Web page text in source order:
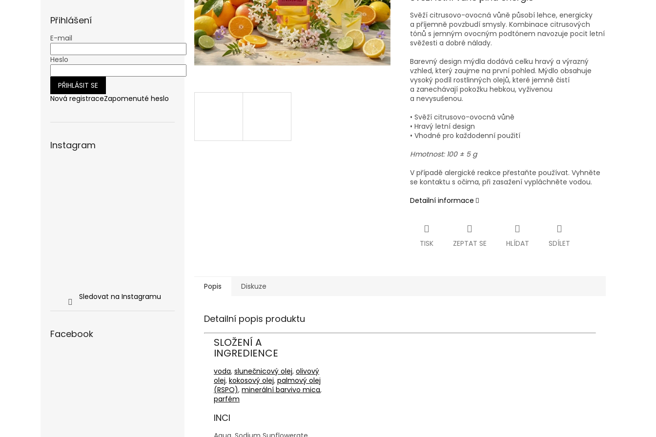
Přihlášení
E-mail
Heslo
PŘIHLÁSIT SE
Nová registraceZapomenuté heslo
Instagram
Sledovat na Instagramu
Facebook
Svěží citrusovo-ovocná vůně působí lehce, energicky
a příjemně povzbudí smysly. Kombinace citrusových
tónů s jemným ovocným podtónem navozuje pocit letní
svěžesti a dobré nálady.
Barevný design mýdla dodává celku hravý a výrazný
vzhled, který zaujme na první pohled. Mýdlo obsahuje
vysoký podíl rostlinných olejů, které jemně čistí
a zanechávají pokožku hebkou, vyživenou
a nevysušenou.
• Svěží citrusovo-ovocná vůně
• Hravý letní design
• Vhodné pro každodenní použití
Hmotnost: 100 ± 5 g
V případě alergické reakce přestaňte používat. Vyhněte
se kontaktu s očima, při zasažení vypláchněte vodou.
Detailní informace
TISK ZEPTAT SE HLÍDAT SDÍLET
Popis Diskuze
Detailní popis produktu
SLOŽENÍ A
INGREDIENCE
voda, slunečnicový olej, olivový
olej, kokosový olej, palmový olej
(RSPO), minerální barvivo mica,
parfém
INCI